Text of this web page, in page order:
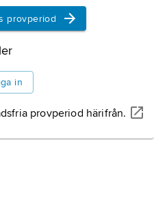
provperiod
in
provperiod härifrån.